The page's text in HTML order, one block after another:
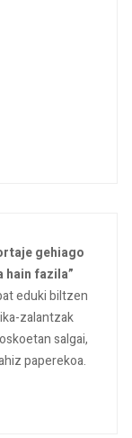
gehiago
hain fazila”
eduki biltzen
zalantzak
salgai,
paperekoa.